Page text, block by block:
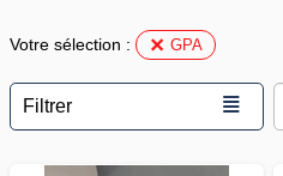
Votre sélection : GPA
Filtrer ≣